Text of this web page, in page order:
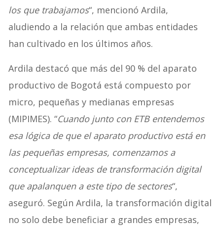
los que trabajamos“, mencionó Ardila,
aludiendo a la relación que ambas entidades
han cultivado en los últimos años.
Ardila destacó que más del 90 % del aparato
productivo de Bogotá está compuesto por
micro, pequeñas y medianas empresas
(MIPIMES). “Cuando junto con ETB entendemos
esa lógica de que el aparato productivo está en
las pequeñas empresas, comenzamos a
conceptualizar ideas de transformación digital
que apalanquen a este tipo de sectores“,
aseguró. Según Ardila, la transformación digital
no solo debe beneficiar a grandes empresas,